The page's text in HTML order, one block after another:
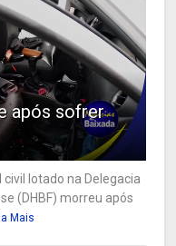
após sofrer
civil lotado na Delegacia
(DHBF) morreu após
Mais